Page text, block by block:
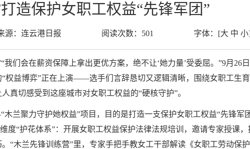
造保护女职工权益“先锋军团”
源： 连云港日报 阅读次数： 501 字体： [大 中 小
们会在薪资保障上拿出更优方案，绝不让‘她力量’受委屈。”9月26
权益博弈”正在上演——选手们言辞恳切又逻辑清晰，围绕女职工生
真切感受到这座城市对女职工权益的“硬核守护”。
兰聚力守护她权益”项目，目的是打造一支保护女职工权益“先锋军
度“护花体系”：开展女职工权益保护法律法规培训，邀请专家授课，
“木兰先锋训练营”里，专家手把手教女工干部解读《女职工劳动保